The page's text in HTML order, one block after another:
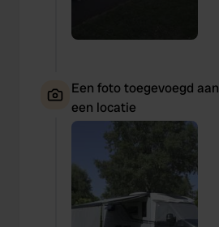
Een foto toegevoegd aan
een locatie